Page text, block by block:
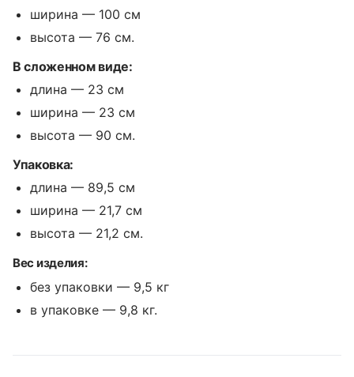
ширина — 100 см
высота — 76 см.
В сложенном виде:
длина — 23 см
ширина — 23 см
высота — 90 см.
Упаковка:
длина — 89,5 см
ширина — 21,7 см
высота — 21,2 см.
Вес изделия:
без упаковки — 9,5 кг
в упаковке — 9,8 кг.